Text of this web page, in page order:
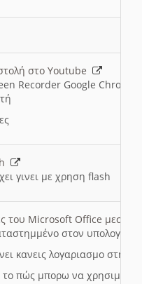
στο Youtube
Recorder Google Chrome
γινει με χρηση flash
του Microsoft Office μεσω
στον
κανεις λογαριασμο στη
το πώς μπορω να